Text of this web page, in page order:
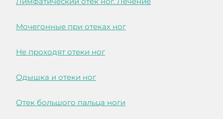
Мочегонные при отеках ног
Не проходят отеки ног
Одышка и отеки ног
Отек большого пальца ноги